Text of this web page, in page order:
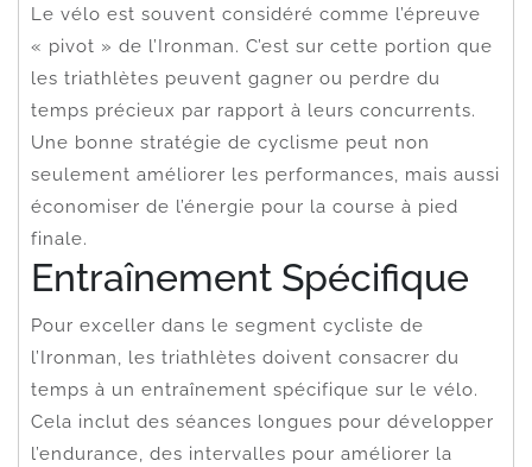
Le vélo est souvent considéré comme l’épreuve
« pivot » de l’Ironman. C’est sur cette portion que
les triathlètes peuvent gagner ou perdre du
temps précieux par rapport à leurs concurrents.
Une bonne stratégie de cyclisme peut non
seulement améliorer les performances, mais aussi
économiser de l’énergie pour la course à pied
finale.
Entraînement Spécifique
Pour exceller dans le segment cycliste de
l’Ironman, les triathlètes doivent consacrer du
temps à un entraînement spécifique sur le vélo.
Cela inclut des séances longues pour développer
l’endurance, des intervalles pour améliorer la